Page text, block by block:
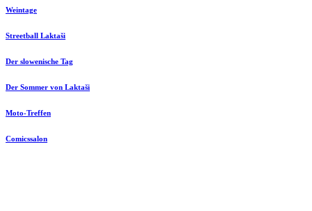
Weintage
Streetball Laktaši
Der slowenische Tag
Der Sommer von Laktaši
Moto-Treffen
Comicssalon